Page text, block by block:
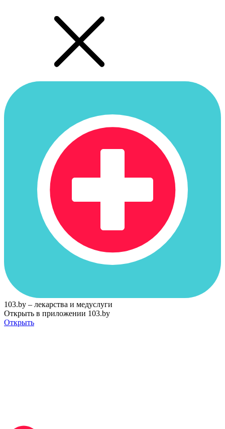
103.by – лекарства и медуслуги
Открыть в приложении 103.by
Открыть